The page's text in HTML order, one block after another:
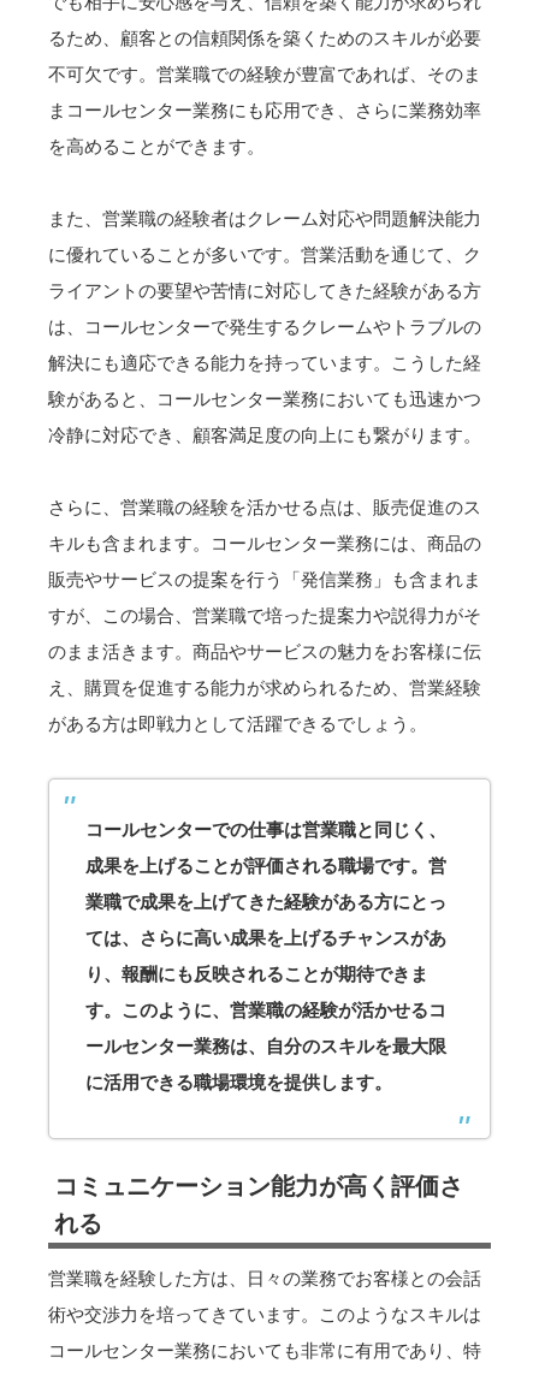
るため、顧客との信頼関係を築くためのスキルが必要
不可欠です。営業職での経験が豊富であれば、そのま
まコールセンター業務にも応用でき、さらに業務効率
を高めることができます。
また、営業職の経験者はクレーム対応や問題解決能力
に優れていることが多いです。営業活動を通じて、ク
ライアントの要望や苦情に対応してきた経験がある方
は、コールセンターで発生するクレームやトラブルの
解決にも適応できる能力を持っています。こうした経
験があると、コールセンター業務においても迅速かつ
冷静に対応でき、顧客満足度の向上にも繋がります。
さらに、営業職の経験を活かせる点は、販売促進のス
キルも含まれます。コールセンター業務には、商品の
販売やサービスの提案を行う「発信業務」も含まれま
すが、この場合、営業職で培った提案力や説得力がそ
のまま活きます。商品やサービスの魅力をお客様に伝
え、購買を促進する能力が求められるため、営業経験
がある方は即戦力として活躍できるでしょう。
コールセンターでの仕事は営業職と同じく、
成果を上げることが評価される職場です。営
業職で成果を上げてきた経験がある方にとっ
ては、さらに高い成果を上げるチャンスがあ
り、報酬にも反映されることが期待できま
す。このように、営業職の経験が活かせるコ
ールセンター業務は、自分のスキルを最大限
に活用できる職場環境を提供します。
コミュニケーション能力が高く評価さ
れる
営業職を経験した方は、日々の業務でお客様との会話
術や交渉力を培ってきています。このようなスキルは
コールセンター業務においても非常に有用であり、特